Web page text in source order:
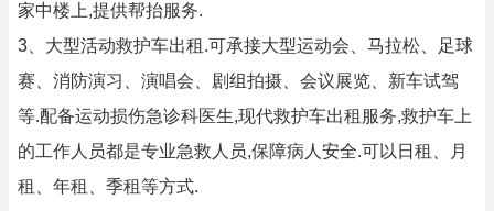
家中楼上,提供帮抬服务.
3、大型活动救护车出租.可承接大型运动会、马拉松、足球
赛、消防演习、演唱会、剧组拍摄、会议展览、新车试驾
等.配备运动损伤急诊科医生,现代救护车出租服务,救护车上
的工作人员都是专业急救人员,保障病人安全.可以日租、月
租、年租、季租等方式.